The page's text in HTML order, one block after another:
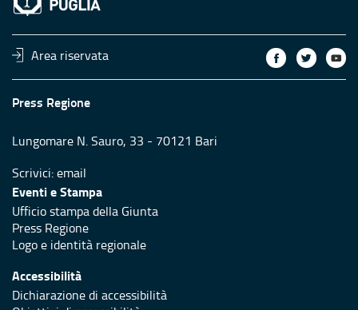
Area riservata
Press Regione
Lungomare N. Sauro, 33 - 70121 Bari
Scrivici:email
Eventi e Stampa
Ufficio stampa della Giunta
Press Regione
Logo e identità regionale
Accessibilità
Dichiarazione di accessibilità